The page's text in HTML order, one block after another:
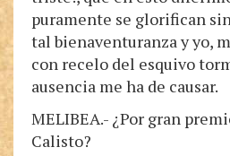
puramente se glorifican
tal bienaventuranza y yo,
con recelo del esquivo
ausencia me ha de causar.
MELIBEA.- ¿Por gran
Calisto?